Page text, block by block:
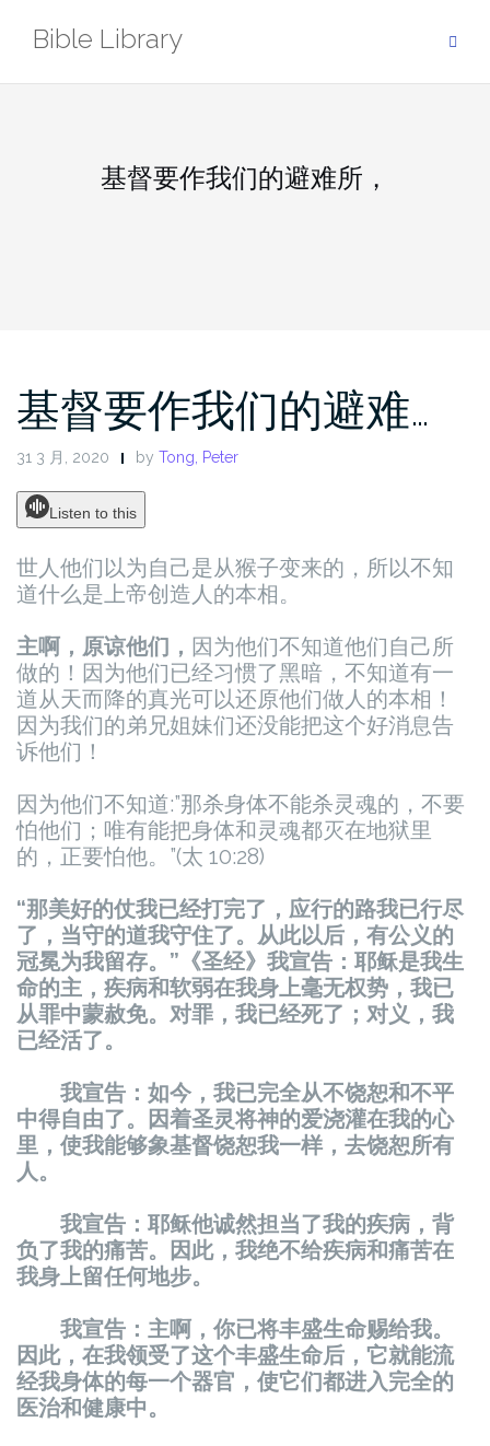
Bible Library
基督要作我们的避难所，
基督要作我们的避难…
31 3 月, 2020 by Tong, Peter
Listen to this
世人他们以为自己是从猴子变来的，所以不知
道什么是上帝创造人的本相。
主啊，原谅他们， 因为他们不知道他们自己所
做的！因为他们已经习惯了黑暗，不知道有一
道从天而降的真光可以还原他们做人的本相！
因为我们的弟兄姐妹们还没能把这个好消息告
诉他们！
因为他们不知道:”那杀身体不能杀灵魂的，不要
怕他们；唯有能把身体和灵魂都灭在地狱里
的，正要怕他。”(太 10:28)
“那美好的仗我已经打完了，应行的路我已行尽
了，当守的道我守住了。从此以后，有公义的
冠冕为我留存。” 《圣经》我宣告：耶稣是我生
命的主，疾病和软弱在我身上毫无权势，我已
从罪中蒙赦免。对罪，我已经死了；对义，我
已经活了。
我宣告：如今，我已完全从不饶恕和不平
中得自由了。因着圣灵将神的爱浇灌在我的心
里，使我能够象基督饶恕我一样，去饶恕所有
人。
我宣告：耶稣他诚然担当了我的疾病，背
负了我的痛苦。因此，我绝不给疾病和痛苦在
我身上留任何地步。
我宣告：主啊，你已将丰盛生命赐给我。
因此，在我领受了这个丰盛生命后，它就能流
经我身体的每一个器官，使它们都进入完全的
医治和健康中。